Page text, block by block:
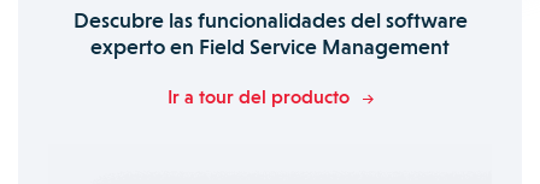
Descubre las funcionalidades del software
experto en Field Service Management
Ir a tour del producto